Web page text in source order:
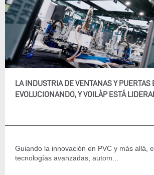
LA INDUSTRIA DE VENTANAS Y PUERTAS
EVOLUCIONANDO, Y VOILÀP ESTÁ
Guiando la innovación en PVC y más allá,
tecnologías avanzadas, autom...